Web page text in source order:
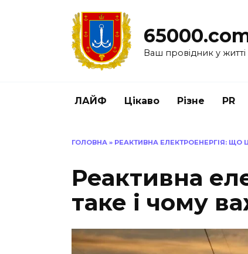
Ваш провідник у
ЛАЙФ Цікаво Різне PR
ГОЛОВНА » РЕАКТИВНА ЕЛЕКТРОЕНЕРГІЯ: ЩО
Реактивна
таке і чому